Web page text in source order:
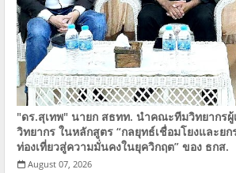
"ดร.สุเทพ" นายก​ ​สธทท.​ นำคณะทีมวิทยากร
วิทยากร ในหลักสูตร​ “กลยุทธ์เชื่อมโยงและย
ท่องเที่ยวสู่ความมั่นคงในยุควิกฤต” ของ​ ​ธกส.
August 07, 2026